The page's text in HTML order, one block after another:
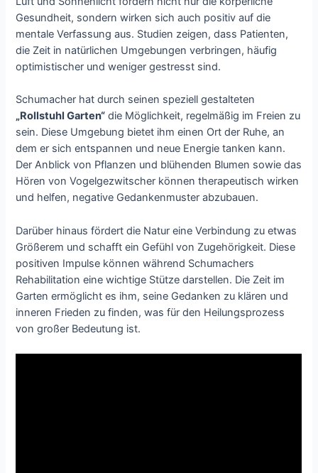
Gesundheit, sondern wirken sich auch positiv auf die
mentale Verfassung aus. Studien zeigen, dass Patienten,
die Zeit in natürlichen Umgebungen verbringen, häufig
optimistischer und weniger gestresst sind.
Schumacher hat durch seinen speziell gestalteten
„Rollstuhl Garten“ die Möglichkeit, regelmäßig im Freien zu
sein. Diese Umgebung bietet ihm einen Ort der Ruhe, an
dem er sich entspannen und neue Energie tanken kann.
Der Anblick von Pflanzen und blühenden Blumen sowie das
Hören von Vogelgezwitscher können therapeutisch wirken
und helfen, negative Gedankenmuster abzubauen.
Darüber hinaus fördert die Natur eine Verbindung zu etwas
Größerem und schafft ein Gefühl von Zugehörigkeit. Diese
positiven Impulse können während Schumachers
Rehabilitation eine wichtige Stütze darstellen. Die Zeit im
Garten ermöglicht es ihm, seine Gedanken zu klären und
inneren Frieden zu finden, was für den Heilungsprozess
von großer Bedeutung ist.